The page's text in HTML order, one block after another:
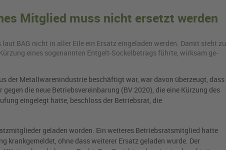
Mitglied muss nicht ersetzt werden
BAG nicht in aller Eile ein Er­satz ein­ge­la­den wer­den. Damit steht zu
eines so­ge­nann­ten Ent­gelt-So­ckel­be­trags führ­te, wirk­sam ge­
der Metallwarenindustrie beschäftigt war, war davon überzeugt, dass
die neue Betriebsvereinbarung (BV 2020), die eine Kürzung des
eingelegt hatte, beschloss der Betriebsrat, die
geladen worden. Ein weiteres Betriebsratsmitglied hatte
krankgemeldet, ohne dass weiterer Ersatz geladen wurde. Der